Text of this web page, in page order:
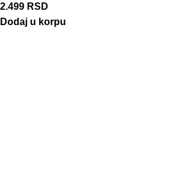
2.499 RSD
Dodaj u korpu